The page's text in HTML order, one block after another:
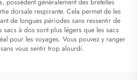
dorsale respirante. Cela permet de les
de longues périodes sans ressentir de
sacs à dos sont plus légers que les sacs
pour les voyages. Vous pouvez y ranger
sans vous sentir trop alourdi.